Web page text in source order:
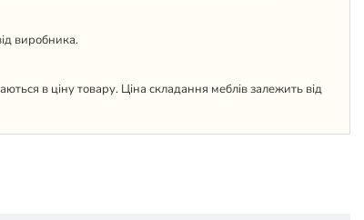
виробника.
в ціну товару. Ціна складання меблів залежить від